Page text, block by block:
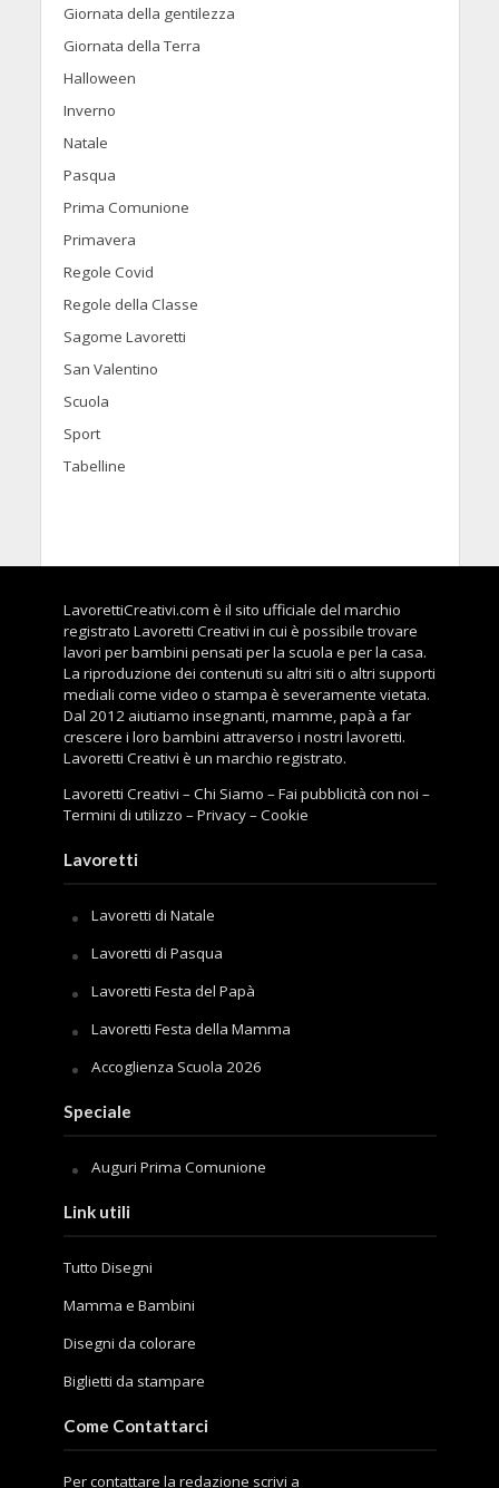
Giornata della gentilezza
Giornata della Terra
Halloween
Inverno
Natale
Pasqua
Prima Comunione
Primavera
Regole Covid
Regole della Classe
Sagome Lavoretti
San Valentino
Scuola
Sport
Tabelline
LavorettiCreativi.com è il sito ufficiale del marchio
registrato Lavoretti Creativi in cui è possibile trovare
lavori per bambini pensati per la scuola e per la casa.
La riproduzione dei contenuti su altri siti o altri supporti
mediali come video o stampa è severamente vietata.
Dal 2012 aiutiamo insegnanti, mamme, papà a far
crescere i loro bambini attraverso i nostri lavoretti.
Lavoretti Creativi è un marchio registrato.
Lavoretti Creativi –Chi Siamo –Fai pubblicità con noi –
Termini di utilizzo –Privacy–Cookie
Lavoretti
Lavoretti di Natale
Lavoretti di Pasqua
Lavoretti Festa del Papà
Lavoretti Festa della Mamma
Accoglienza Scuola 2026
Speciale
Auguri Prima Comunione
Link utili
Tutto Disegni
Mamma e Bambini
Disegni da colorare
Biglietti da stampare
Come Contattarci
Per contattare la redazione scrivi a